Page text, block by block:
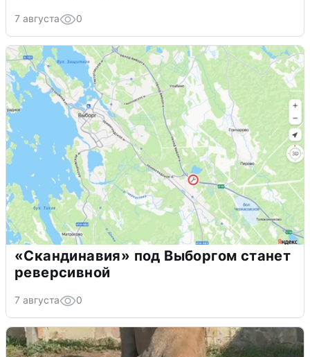
7 августа 0
«Скандинавия» под Выборгом станет
реверсивной
7 августа 0